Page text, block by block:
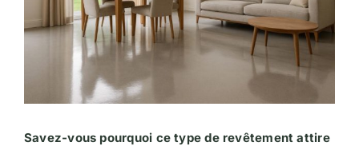
Savez-vous pourquoi ce type de revêtement attire